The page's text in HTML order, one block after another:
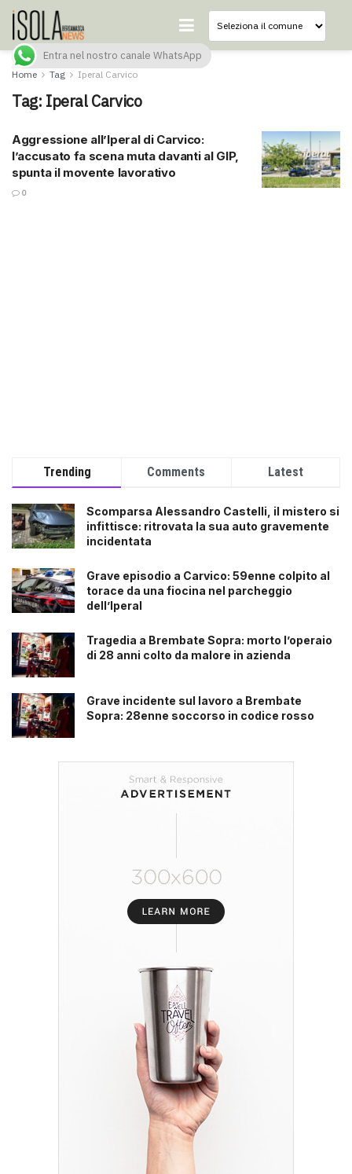
Home Tag Iperal Carvico
Tag: Iperal Carvico
Aggressione all’Iperal di Carvico:
l’accusato fa scena muta davanti al GIP,
spunta il movente lavorativo
0
Trending Comments Latest
Scomparsa Alessandro Castelli, il mistero si
infittisce: ritrovata la sua auto gravemente
incidentata
Grave episodio a Carvico: 59enne colpito al
torace da una fiocina nel parcheggio
dell’Iperal
Tragedia a Brembate Sopra: morto l’operaio
di 28 anni colto da malore in azienda
Grave incidente sul lavoro a Brembate
Sopra: 28enne soccorso in codice rosso
Entra nel nostro canale WhatsApp